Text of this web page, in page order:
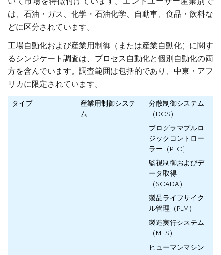
は、石油・ガス、化学・石油化学、自動車、食品・飲料な
どに区分されています。
工場自動化および産業用制御（または産業自動化）に関す
るシンジケート調査は、プロセス自動化と個別自動化の両
方を含んでいます。調査範囲は包括的であり、中東・アフ
リカに限定されています。
タイプ
産業用制御システ
ム
分散制御システム
（DCS）
プログラマブルロ
ジックコントロー
ラー（PLC）
監視制御およびデ
ータ取得
（SCADA）
製品ライフサイク
ル管理（PLM）
製造実行システム
（MES）
ヒューマンマシン